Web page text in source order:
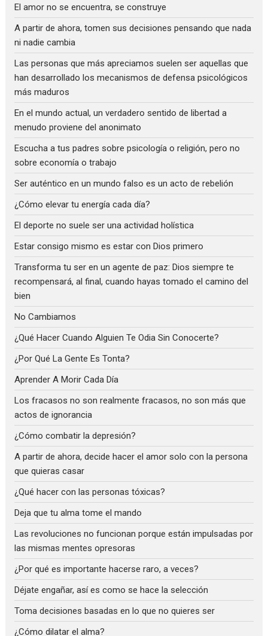
El amor no se encuentra, se construye
A partir de ahora, tomen sus decisiones pensando que nada
ni nadie cambia
Las personas que más apreciamos suelen ser aquellas que
han desarrollado los mecanismos de defensa psicológicos
más maduros
En el mundo actual, un verdadero sentido de libertad a
menudo proviene del anonimato
Escucha a tus padres sobre psicología o religión, pero no
sobre economía o trabajo
Ser auténtico en un mundo falso es un acto de rebelión
¿Cómo elevar tu energía cada día?
El deporte no suele ser una actividad holística
Estar consigo mismo es estar con Dios primero
Transforma tu ser en un agente de paz: Dios siempre te
recompensará, al final, cuando hayas tomado el camino del
bien
No Cambiamos
¿Qué Hacer Cuando Alguien Te Odia Sin Conocerte?
¿Por Qué La Gente Es Tonta?
Aprender A Morir Cada Día
Los fracasos no son realmente fracasos, no son más que
actos de ignorancia
¿Cómo combatir la depresión?
A partir de ahora, decide hacer el amor solo con la persona
que quieras casar
¿Qué hacer con las personas tóxicas?
Deja que tu alma tome el mando
Las revoluciones no funcionan porque están impulsadas por
las mismas mentes opresoras
¿Por qué es importante hacerse raro, a veces?
Déjate engañar, así es como se hace la selección
Toma decisiones basadas en lo que no quieres ser
¿Cómo dilatar el alma?